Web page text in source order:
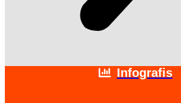
Infografis